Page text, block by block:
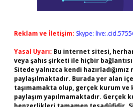
Reklam ve İletişim: Skype:
Yasal Uyarı: Bu internet sitesi,
veya şahıs şirketi ile hiçbir
Sitede yalnızca kendi
paylaşılmaktadır. Burada yer alan
taşımamakta olup, gerçek kurum ve
paylaşım yapılmamaktadır. Gerçek